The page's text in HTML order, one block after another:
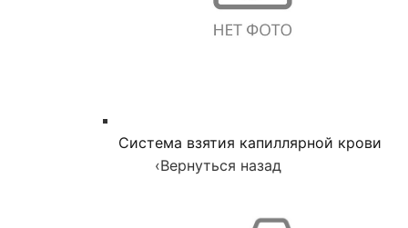
Система взятия капиллярной крови
‹Вернуться назад